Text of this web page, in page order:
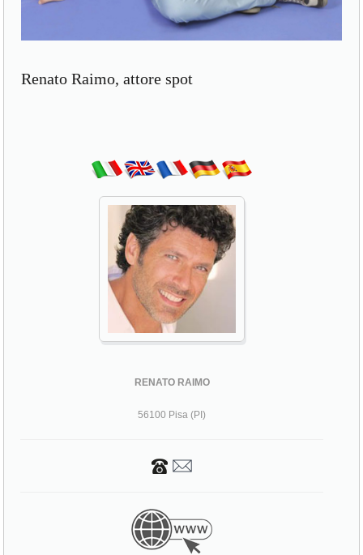
Renato Raimo, attore spot
RENATO RAIMO
56100 Pisa (PI)